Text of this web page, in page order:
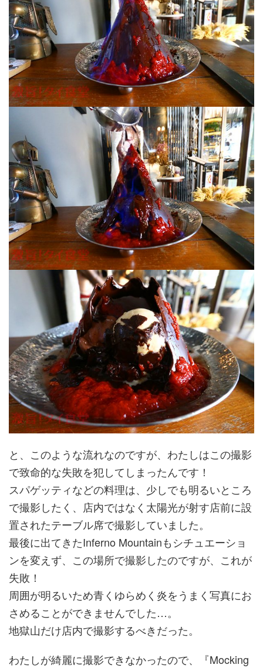
と、このような流れなのですが、わたしはこの撮影
で致命的な失敗を犯してしまったんです！
スパゲッティなどの料理は、少しでも明るいところ
で撮影したく、店内ではなく太陽光が射す店前に設
置されたテーブル席で撮影していました。
最後に出てきたInferno Mountainもシチュエーショ
ンを変えず、この場所で撮影したのですが、これが
失敗！
周囲が明るいため青くゆらめく炎をうまく写真にお
さめることができませんでした…。
地獄山だけ店内で撮影するべきだった。
わたしが綺麗に撮影できなかったので、『Mocking